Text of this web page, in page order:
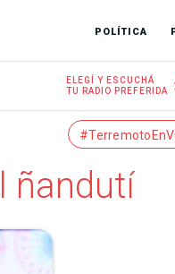
POLÍTICA
ELEGÍ Y ESCUCHÁ
TU RADIO PREFERIDA
ñandutí